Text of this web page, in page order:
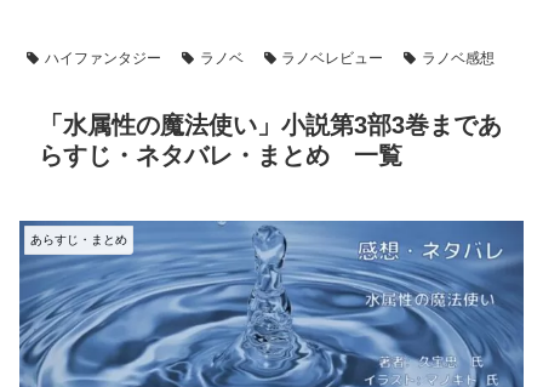
ハイファンタジー ラノベ ラノベレビュー ラノベ感想
「水属性の魔法使い」小説第3部3巻まであ
らすじ・ネタバレ・まとめ 一覧
あらすじ・まとめ